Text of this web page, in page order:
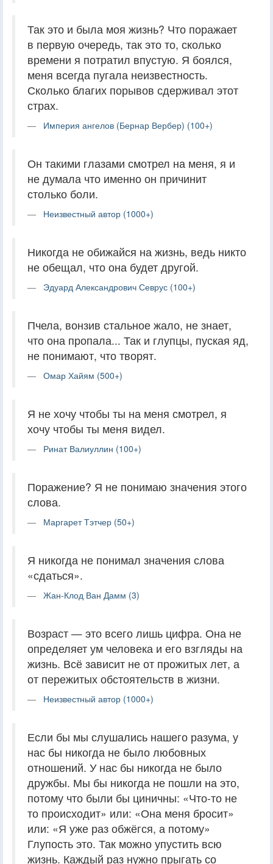
Так это и была моя жизнь? Что поражает
в первую очередь, так это то, сколько
времени я потратил впустую. Я боялся,
меня всегда пугала неизвестность.
Сколько благих порывов сдерживал этот
страх.
Империя ангелов (Бернар Вербер) (100+)
Он такими глазами смотрел на меня, я и
не думала что именно он причинит
столько боли.
Неизвестный автор (1000+)
Никогда не обижайся на жизнь, ведь никто
не обещал, что она будет другой.
Эдуард Александрович Севрус (100+)
Пчела, вонзив стальное жало, не знает,
что она пропала... Так и глупцы, пуская яд,
не понимают, что творят.
Омар Хайям (500+)
Я не хочу чтобы ты на меня смотрел, я
хочу чтобы ты меня видел.
Ринат Валиуллин (100+)
Поражение? Я не понимаю значения этого
слова.
Маргарет Тэтчер (50+)
Я никогда не понимал значения слова
«сдаться».
Жан-Клод Ван Дамм (3)
Возраст — это всего лишь цифра. Она не
определяет ум человека и его взгляды на
жизнь. Всё зависит не от прожитых лет, а
от пережитых обстоятельств в жизни.
Неизвестный автор (1000+)
Если бы мы слушались нашего разума, у
нас бы никогда не было любовных
отношений. У нас бы никогда не было
дружбы. Мы бы никогда не пошли на это,
потому что были бы циничны: «Что-то не
то происходит» или: «Она меня бросит»
или: «Я уже раз обжёгся, а потому»
Глупость это. Так можно упустить всю
жизнь. Каждый раз нужно прыгать со